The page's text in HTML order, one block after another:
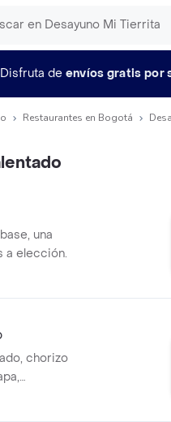
Disfruta de envíos gratis por
Restaurantes en Bogotá
una
a elección.
chorizo